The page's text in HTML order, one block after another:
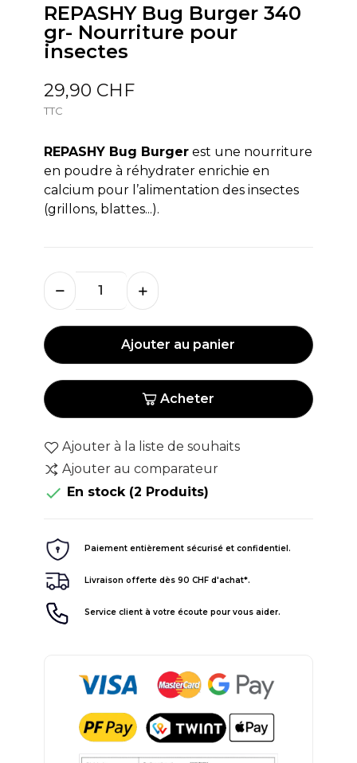
REPASHY Bug Burger 340
gr- Nourriture pour
insectes
29,90 CHF
TTC
REPASHY Bug Burgerest une nourriture
en poudre à réhydrater enrichie en
calcium pour l’alimentation des insectes
(grillons, blattes...).
Ajouter au panier
Acheter
Ajouter à la liste de souhaits
Ajouter au comparateur
 En stock (2 Produits)
Paiement entièrement sécurisé et confidentiel.
Livraison offerte dès 90 CHF d'achat*.
Service client à votre écoute pour vous aider.